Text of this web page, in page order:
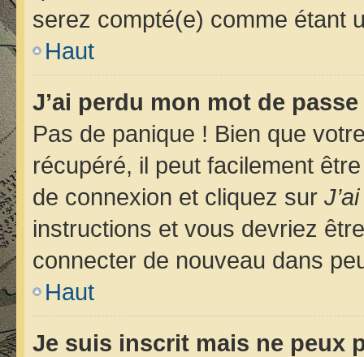
serez compté(e) comme étant
Haut
J’ai perdu mon mot de
Pas de panique ! Bien que
récupéré, il peut facilement
de connexion et cliquez sur
instructions et vous devriez
connecter de nouveau dans
Haut
Je suis inscrit mais ne peux